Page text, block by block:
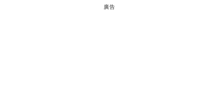
廣告